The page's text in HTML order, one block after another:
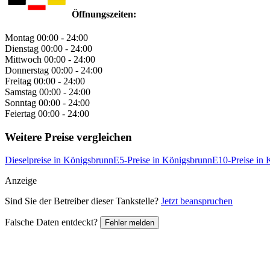
Öffnungszeiten:
Montag 00:00 - 24:00
Dienstag 00:00 - 24:00
Mittwoch 00:00 - 24:00
Donnerstag 00:00 - 24:00
Freitag 00:00 - 24:00
Samstag 00:00 - 24:00
Sonntag 00:00 - 24:00
Feiertag 00:00 - 24:00
Weitere Preise vergleichen
Dieselpreise in KönigsbrunnE5-Preise in KönigsbrunnE10-Preise in
Anzeige
Sind Sie der Betreiber dieser Tankstelle? Jetzt beanspruchen
Falsche Daten entdeckt? Fehler melden